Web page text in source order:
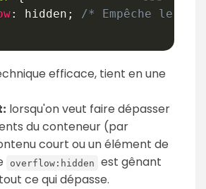
: hidden ;
/* Empêche le
efficace, tient en une
lorsqu'on veut faire dépasser
du conteneur (par
court ou un élément de
overflow:hidden
est gênant
ce qui dépasse.